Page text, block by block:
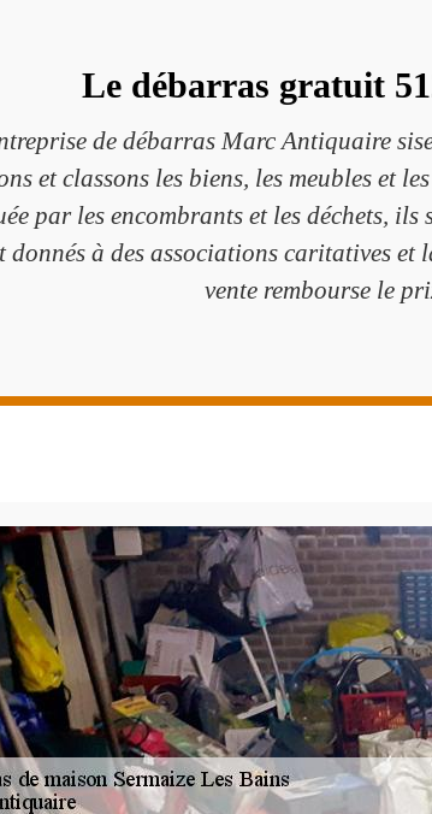
Le débarras gratuit
de débarras Marc Antiquaire
et classons les biens, les meubles et
par les encombrants et les déchets,
donnés à des associations caritatives et
vente rembourse le